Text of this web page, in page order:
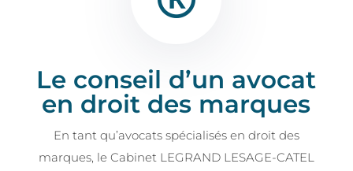
Le conseil d’un avocat
en droit des marques
En tant qu’avocats spécialisés en droit des
marques, le Cabinet LEGRAND LESAGE-CATEL